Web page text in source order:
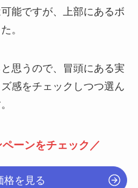
能ですが、上部にあるボ
。
思うので、冒頭にある実
感をチェックしつつ選ん
ーンをチェック／
格を見る